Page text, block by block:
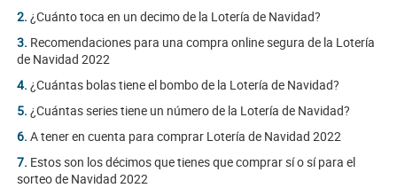
2. ¿Cuánto toca en un decimo de la Lotería de Navidad?
3. Recomendaciones para una compra online segura de la Lotería
de Navidad 2022
4. ¿Cuántas bolas tiene el bombo de la Lotería de Navidad?
5. ¿Cuántas series tiene un número de la Lotería de Navidad?
6. A tener en cuenta para comprar Lotería de Navidad 2022
7. Estos son los décimos que tienes que comprar sí o sí para el
sorteo de Navidad 2022